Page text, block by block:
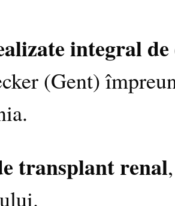
integral
(Gent)
transplant renal